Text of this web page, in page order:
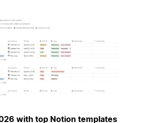
with top Notion templates